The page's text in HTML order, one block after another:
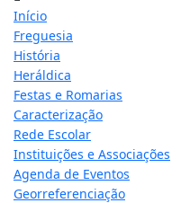
Início
Freguesia
História
Heráldica
Festas e Romarias
Caracterização
Rede Escolar
Instituições e Associações
Agenda de Eventos
Georreferenciação